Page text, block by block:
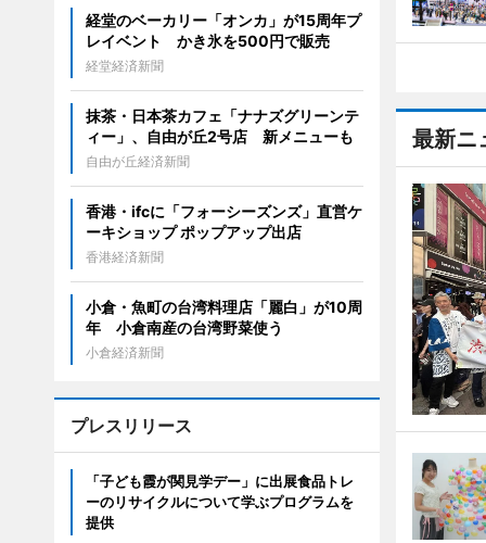
最新ニ
経堂のベーカリー「オンカ」が15周年プ
レイベント かき氷を500円で販売
経堂経済新聞
抹茶・日本茶カフェ「ナナズグリーンテ
ィー」、自由が丘2号店 新メニューも
自由が丘経済新聞
香港・ifcに「フォーシーズンズ」直営ケ
ーキショップ ポップアップ出店
香港経済新聞
小倉・魚町の台湾料理店「麗白」が10周
年 小倉南産の台湾野菜使う
小倉経済新聞
プレスリリース
「子ども霞が関見学デー」に出展食品トレ
ーのリサイクルについて学ぶプログラムを
提供